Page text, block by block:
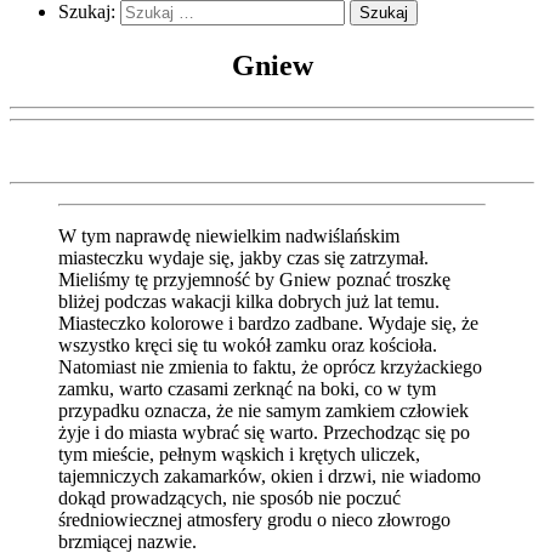
Szukaj:
Gniew
W tym naprawdę niewielkim nadwiślańskim
miasteczku wydaje się, jakby czas się zatrzymał.
Mieliśmy tę przyjemność by Gniew poznać troszkę
bliżej podczas wakacji kilka dobrych już lat temu.
Miasteczko kolorowe i bardzo zadbane. Wydaje się, że
wszystko kręci się tu wokół zamku oraz kościoła.
Natomiast nie zmienia to faktu, że oprócz krzyżackiego
zamku, warto czasami zerknąć na boki, co w tym
przypadku oznacza, że nie samym zamkiem człowiek
żyje i do miasta wybrać się warto. Przechodząc się po
tym mieście, pełnym wąskich i krętych uliczek,
tajemniczych zakamarków, okien i drzwi, nie wiadomo
dokąd prowadzących, nie sposób nie poczuć
średniowiecznej atmosfery grodu o nieco złowrogo
brzmiącej nazwie.